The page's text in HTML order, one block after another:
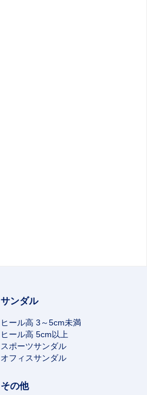
サンダル
ヒール高 3～5cm未満
ヒール高 5cm以上
スポーツサンダル
オフィスサンダル
その他